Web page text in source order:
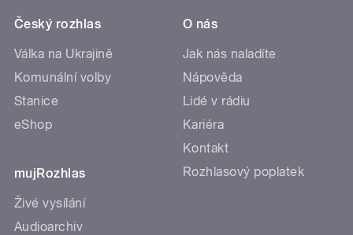
Český rozhlas
Válka na Ukrajině
Komunální volby
Stanice
eShop
mujRozhlas
Živé vysílání
Audioarchiv
O nás
Jak nás naladíte
Nápověda
Lidé v rádiu
Kariéra
Kontakt
Rozhlasový poplatek